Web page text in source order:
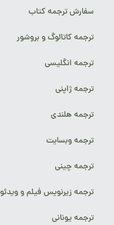
سفارش ترجمه کتاب
ترجمه کاتالوگ و بروشور
ترجمه انگلیسی
ترجمه ژاپنی
ترجمه هلندی
ترجمه وبسایت
ترجمه چینی
ترجمه زیرنویس فیلم و ویدئو
ترجمه یونانی